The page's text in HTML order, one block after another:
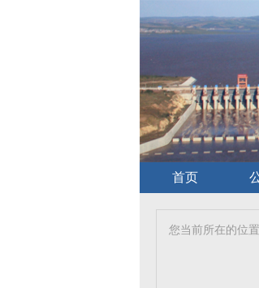
首页
您当前所在的位